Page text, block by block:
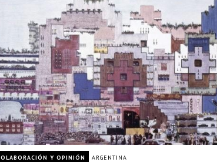
Y OPINIÓN ARGENTINA